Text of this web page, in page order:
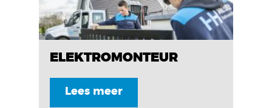
ELEKTROMONTEUR
Lees meer